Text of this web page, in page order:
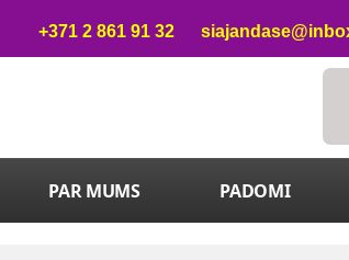
+371 2 861 91 32
PAR MUMS PADOMI